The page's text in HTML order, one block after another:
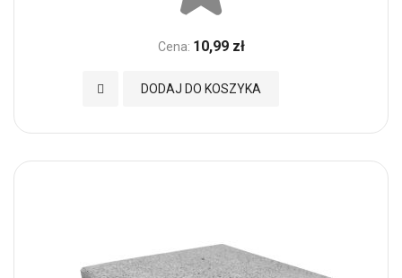
Cena: 10,99 zł
DODAJ DO KOSZYKA
Dodaj do Ulubionych